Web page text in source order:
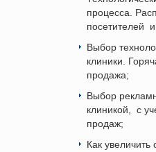
процесса.
посетителей
Выбор
клиники.
продажа;
Выбор
клиникой,
с
продаж;
Как